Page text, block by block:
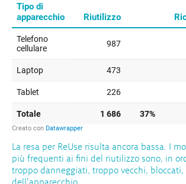
La resa per ReUse risulta ancora bassa. I
più frequenti ai fini del riutilizzo sono, in
troppo danneggiati, troppo vecchi, bloccati,
dell’apparecchio.